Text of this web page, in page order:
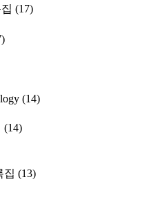
(17)
(14)
(14)
집 (13)